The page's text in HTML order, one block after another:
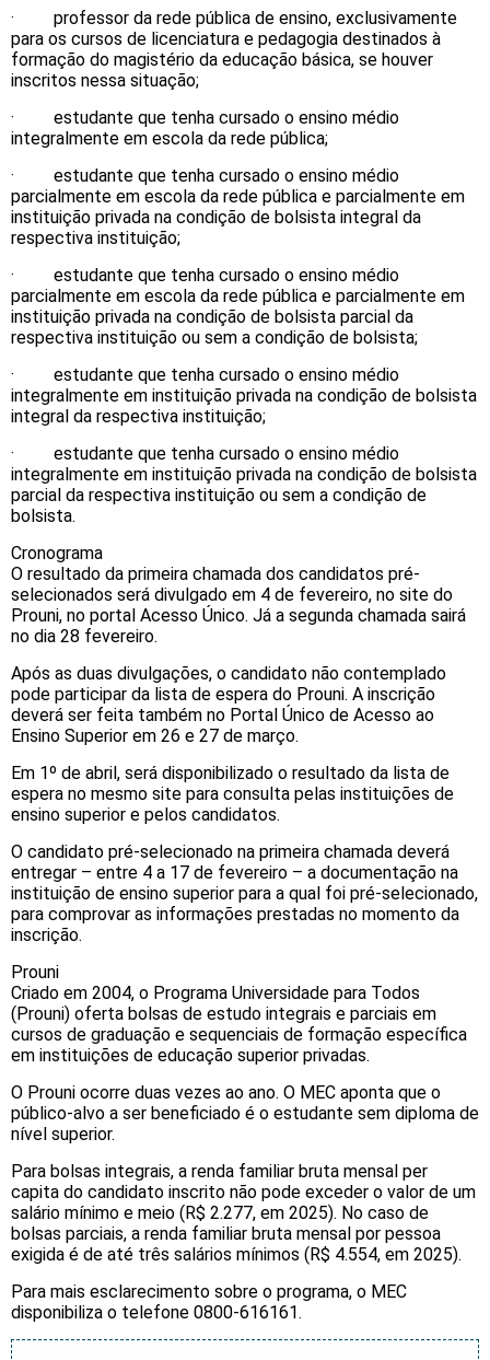
· professor da rede pública de ensino, exclusivamente
para os cursos de licenciatura e pedagogia destinados à
formação do magistério da educação básica, se houver
inscritos nessa situação;
· estudante que tenha cursado o ensino médio
integralmente em escola da rede pública;
· estudante que tenha cursado o ensino médio
parcialmente em escola da rede pública e parcialmente em
instituição privada na condição de bolsista integral da
respectiva instituição;
· estudante que tenha cursado o ensino médio
parcialmente em escola da rede pública e parcialmente em
instituição privada na condição de bolsista parcial da
respectiva instituição ou sem a condição de bolsista;
· estudante que tenha cursado o ensino médio
integralmente em instituição privada na condição de bolsista
integral da respectiva instituição;
· estudante que tenha cursado o ensino médio
integralmente em instituição privada na condição de bolsista
parcial da respectiva instituição ou sem a condição de
bolsista.
Cronograma
O resultado da primeira chamada dos candidatos pré-
selecionados será divulgado em 4 de fevereiro, no site do
Prouni, no portal Acesso Único. Já a segunda chamada sairá
no dia 28 fevereiro.
Após as duas divulgações, o candidato não contemplado
pode participar da lista de espera do Prouni. A inscrição
deverá ser feita também no Portal Único de Acesso ao
Ensino Superior em 26 e 27 de março.
Em 1º de abril, será disponibilizado o resultado da lista de
espera no mesmo site para consulta pelas instituições de
ensino superior e pelos candidatos.
O candidato pré-selecionado na primeira chamada deverá
entregar – entre 4 a 17 de fevereiro – a documentação na
instituição de ensino superior para a qual foi pré-selecionado,
para comprovar as informações prestadas no momento da
inscrição.
Prouni
Criado em 2004, o Programa Universidade para Todos
(Prouni) oferta bolsas de estudo integrais e parciais em
cursos de graduação e sequenciais de formação específica
em instituições de educação superior privadas.
O Prouni ocorre duas vezes ao ano. O MEC aponta que o
público-alvo a ser beneficiado é o estudante sem diploma de
nível superior.
Para bolsas integrais, a renda familiar bruta mensal per
capita do candidato inscrito não pode exceder o valor de um
salário mínimo e meio (R$ 2.277, em 2025). No caso de
bolsas parciais, a renda familiar bruta mensal por pessoa
exigida é de até três salários mínimos (R$ 4.554, em 2025).
Para mais esclarecimento sobre o programa, o MEC
disponibiliza o telefone 0800-616161.